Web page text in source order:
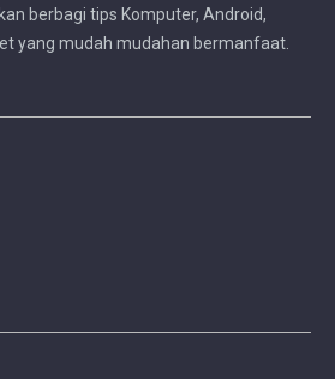
berbagi tips Komputer, Android,
yang mudah mudahan bermanfaat.